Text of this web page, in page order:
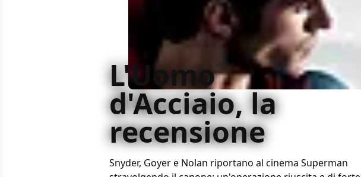
L'Uomo
d'Acciaio, la
recensione
Snyder, Goyer e Nolan riportano al cinema Superman